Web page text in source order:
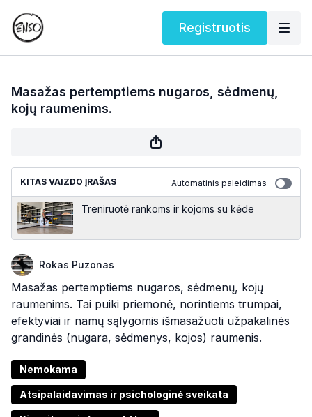
Registruotis
Masažas pertemptiems nugaros, sėdmenų,
kojų raumenims.
KITAS VAIZDO ĮRAŠAS Automatinis paleidimas
Treniruotė rankoms ir kojoms su kėde
Rokas Puzonas
Masažas pertemptiems nugaros, sėdmenų, kojų
raumenims. Tai puiki priemonė, norintiems trumpai,
efektyviai ir namų sąlygomis išmasažuoti užpakalinės
grandinės (nugara, sėdmenys, kojos) raumenis.
Nemokama
Atsipalaidavimas ir psichologinė sveikata